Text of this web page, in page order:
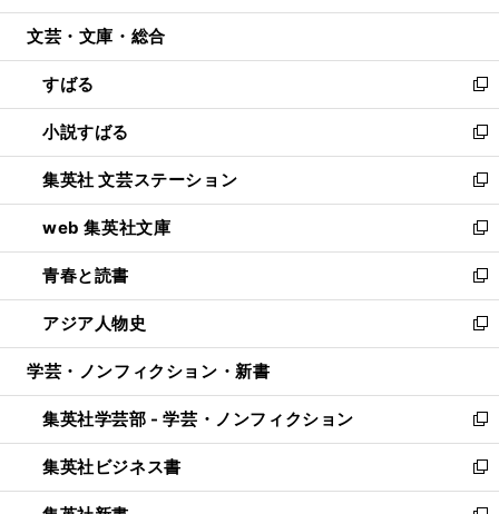
開
ウ
開
く
ン
ウ
で
開
く
ウ
ン
ド
ウ
で
開
く
文芸・文庫・総合
すばる
新
し
い
ウ
ィ
ン
ド
ウ
で
開
く
小説すばる
新
し
い
ウ
ィ
ン
ド
ウ
で
開
集英社 文芸ステーション
新
し
い
ウ
ィ
ン
ド
ウ
開
く
web 集英社文庫
新
し
い
ウ
ィ
ン
ウ
で
開
く
青春と読書
新
し
い
ウ
ン
ド
ウ
で
開
アジア人物史
新
し
ウ
ィ
ン
ド
ウ
学芸・ノンフィクション・新書
集英社学芸部 - 学芸・ノンフィクション
新
し
い
ウ
集英社ビジネス書
新
し